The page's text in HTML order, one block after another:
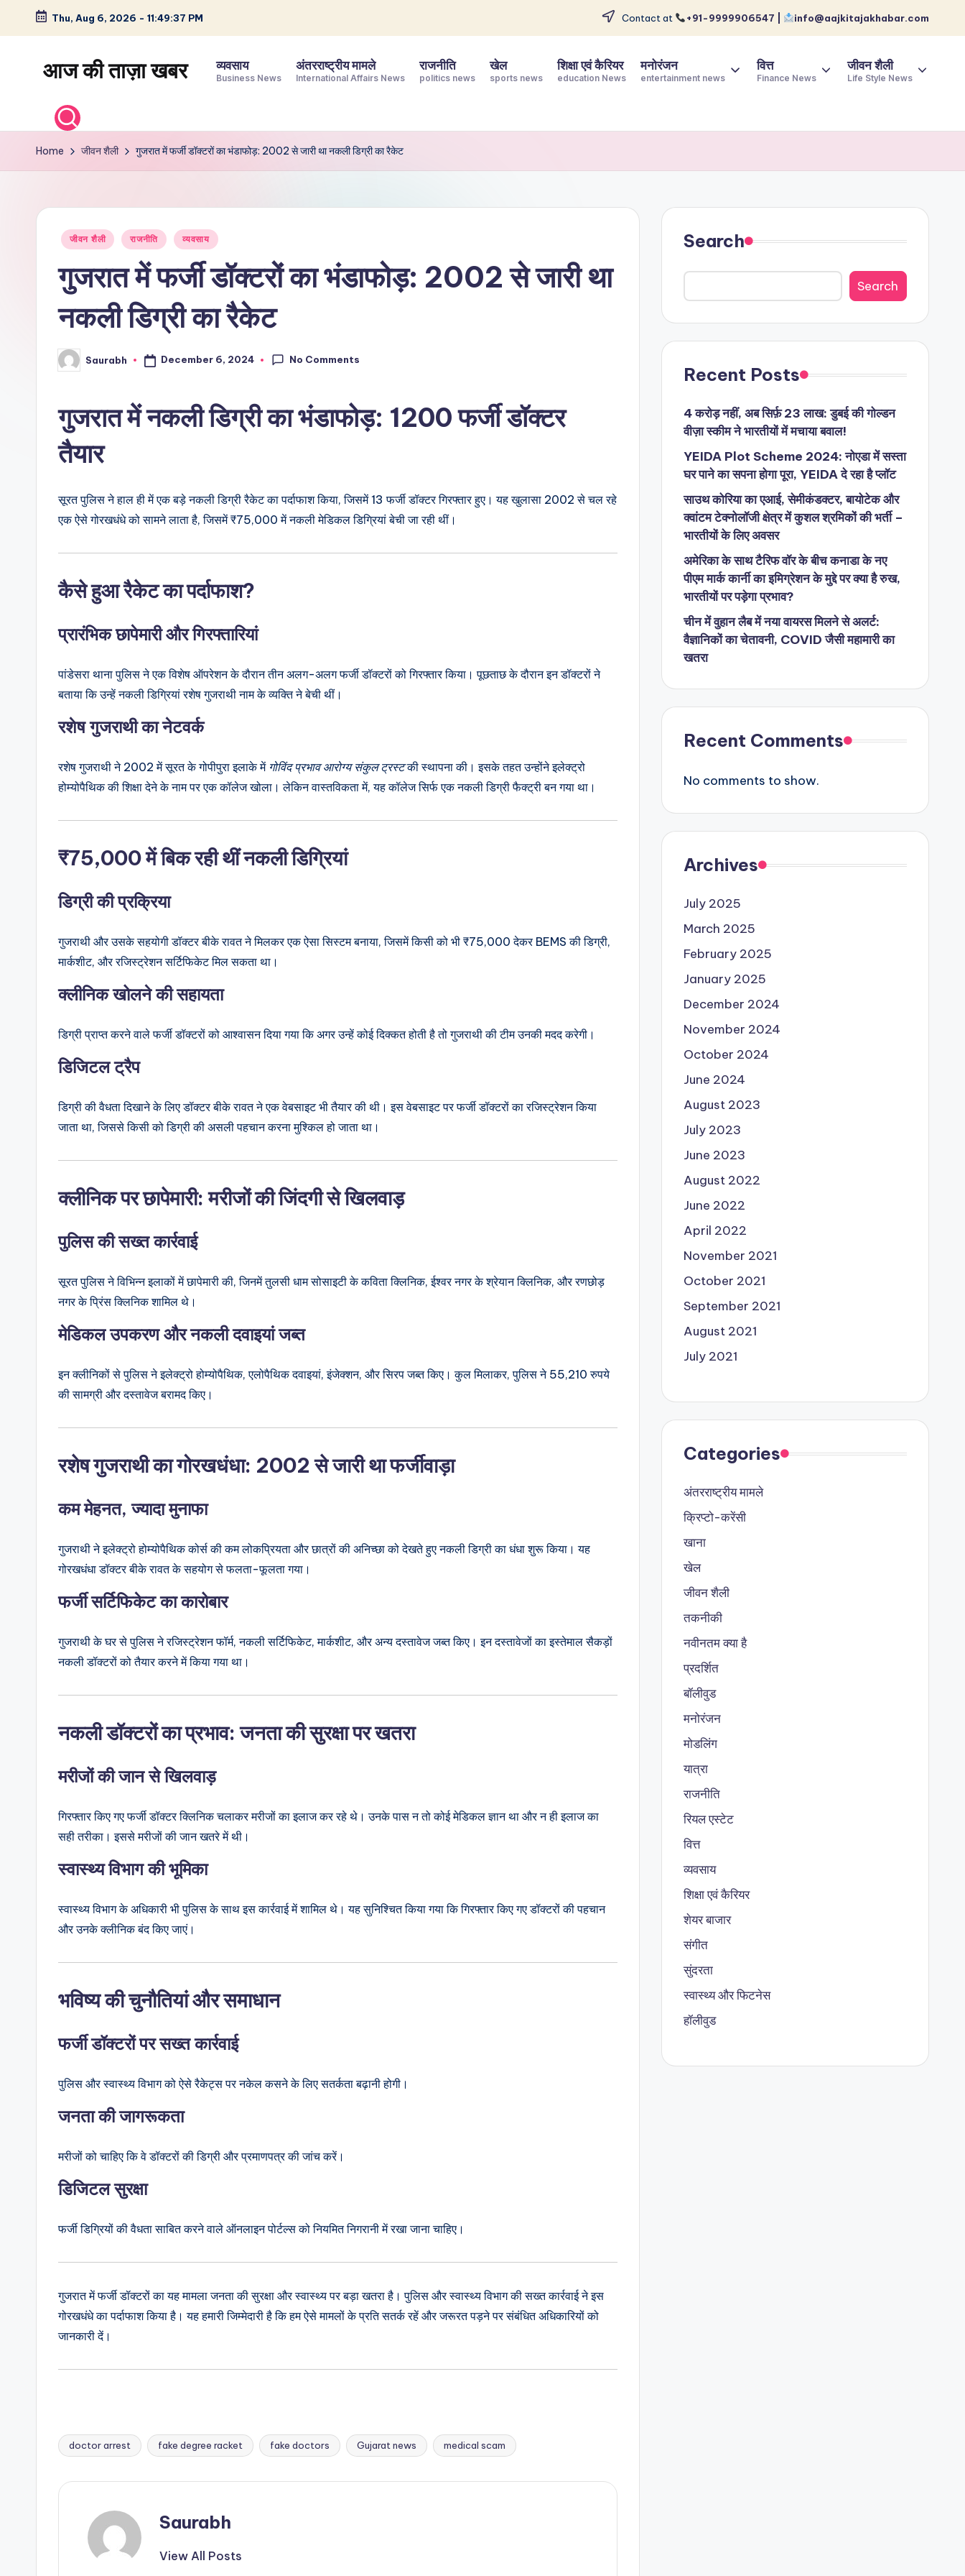
Skip
content
Thu, Aug 6, 2026 - 11:49:38 PM Contact at +91-9999906547 | info@aajkitajakhabar.com
आज की ताज़ा खबर
खेल,
व्यापार
विश्व
व्यवसाय
Business News
अंतरराष्ट्रीय मामले
International Affairs News
राजनीति
politics news
खेल
sports news
शिक्षा एवं कैरियर
education News
मनोरंजन
entertainment news
वित्त
Finance News
जीवन शैली
Life Style News
Home जीवन शैली गुजरात में फर्जी डॉक्टरों का भंडाफोड़: 2002 से जारी था नकली डिग्री का रैकेट
Posted
जीवन शैली राजनीति व्यवसाय
गुजरात में फर्जी डॉक्टरों का भंडाफोड़: 2002 से जारी था
नकली डिग्री का रैकेट
Posted
by
Saurabh December 6, 2024 No Comments
गुजरात में नकली डिग्री का भंडाफोड़: 1200 फर्जी डॉक्टर
तैयार
सूरत पुलिस ने हाल ही में एक बड़े नकली डिग्री रैकेट का पर्दाफाश किया, जिसमें 13 फर्जी डॉक्टर गिरफ्तार हुए। यह खुलासा 2002 से चल रहे
एक ऐसे गोरखधंधे को सामने लाता है, जिसमें ₹75,000 में नकली मेडिकल डिग्रियां बेची जा रही थीं।
कैसे हुआ रैकेट का पर्दाफाश?
प्रारंभिक छापेमारी और गिरफ्तारियां
पांडेसरा थाना पुलिस ने एक विशेष ऑपरेशन के दौरान तीन अलग-अलग फर्जी डॉक्टरों को गिरफ्तार किया। पूछताछ के दौरान इन डॉक्टरों ने
बताया कि उन्हें नकली डिग्रियां रशेष गुजराथी नाम के व्यक्ति ने बेची थीं।
रशेष गुजराथी का नेटवर्क
रशेष गुजराथी ने 2002 में सूरत के गोपीपुरा इलाके में गोविंद प्रभाव आरोग्य संकुल ट्रस्टकी स्थापना की। इसके तहत उन्होंने इलेक्ट्रो
होम्योपैथिक की शिक्षा देने के नाम पर एक कॉलेज खोला। लेकिन वास्तविकता में, यह कॉलेज सिर्फ एक नकली डिग्री फैक्ट्री बन गया था।
₹75,000 में बिक रही थीं नकली डिग्रियां
डिग्री की प्रक्रिया
गुजराथी और उसके सहयोगी डॉक्टर बीके रावत ने मिलकर एक ऐसा सिस्टम बनाया, जिसमें किसी को भी ₹75,000 देकर BEMS की डिग्री,
मार्कशीट, और रजिस्ट्रेशन सर्टिफिकेट मिल सकता था।
क्लीनिक खोलने की सहायता
डिग्री प्राप्त करने वाले फर्जी डॉक्टरों को आश्वासन दिया गया कि अगर उन्हें कोई दिक्कत होती है तो गुजराथी की टीम उनकी मदद करेगी।
डिजिटल ट्रैप
डिग्री की वैधता दिखाने के लिए डॉक्टर बीके रावत ने एक वेबसाइट भी तैयार की थी। इस वेबसाइट पर फर्जी डॉक्टरों का रजिस्ट्रेशन किया
जाता था, जिससे किसी को डिग्री की असली पहचान करना मुश्किल हो जाता था।
क्लीनिक पर छापेमारी: मरीजों की जिंदगी से खिलवाड़
पुलिस की सख्त कार्रवाई
सूरत पुलिस ने विभिन्न इलाकों में छापेमारी की, जिनमें तुलसी धाम सोसाइटी के कविता क्लिनिक, ईश्वर नगर के श्रेयान क्लिनिक, और रणछोड़
नगर के प्रिंस क्लिनिक शामिल थे।
मेडिकल उपकरण और नकली दवाइयां जब्त
इन क्लीनिकों से पुलिस ने इलेक्ट्रो होम्योपैथिक, एलोपैथिक दवाइयां, इंजेक्शन, और सिरप जब्त किए। कुल मिलाकर, पुलिस ने 55,210 रुपये
की सामग्री और दस्तावेज बरामद किए।
रशेष गुजराथी का गोरखधंधा: 2002 से जारी था फर्जीवाड़ा
कम मेहनत, ज्यादा मुनाफा
गुजराथी ने इलेक्ट्रो होम्योपैथिक कोर्स की कम लोकप्रियता और छात्रों की अनिच्छा को देखते हुए नकली डिग्री का धंधा शुरू किया। यह
गोरखधंधा डॉक्टर बीके रावत के सहयोग से फलता-फूलता गया।
फर्जी सर्टिफिकेट का कारोबार
गुजराथी के घर से पुलिस ने रजिस्ट्रेशन फॉर्म, नकली सर्टिफिकेट, मार्कशीट, और अन्य दस्तावेज जब्त किए। इन दस्तावेजों का इस्तेमाल सैकड़ों
नकली डॉक्टरों को तैयार करने में किया गया था।
नकली डॉक्टरों का प्रभाव: जनता की सुरक्षा पर खतरा
मरीजों की जान से खिलवाड़
गिरफ्तार किए गए फर्जी डॉक्टर क्लिनिक चलाकर मरीजों का इलाज कर रहे थे। उनके पास न तो कोई मेडिकल ज्ञान था और न ही इलाज का
सही तरीका। इससे मरीजों की जान खतरे में थी।
स्वास्थ्य विभाग की भूमिका
स्वास्थ्य विभाग के अधिकारी भी पुलिस के साथ इस कार्रवाई में शामिल थे। यह सुनिश्चित किया गया कि गिरफ्तार किए गए डॉक्टरों की पहचान
और उनके क्लीनिक बंद किए जाएं।
भविष्य की चुनौतियां और समाधान
फर्जी डॉक्टरों पर सख्त कार्रवाई
पुलिस और स्वास्थ्य विभाग को ऐसे रैकेट्स पर नकेल कसने के लिए सतर्कता बढ़ानी होगी।
जनता की जागरूकता
मरीजों को चाहिए कि वे डॉक्टरों की डिग्री और प्रमाणपत्र की जांच करें।
डिजिटल सुरक्षा
फर्जी डिग्रियों की वैधता साबित करने वाले ऑनलाइन पोर्टल्स को नियमित निगरानी में रखा जाना चाहिए।
गुजरात में फर्जी डॉक्टरों का यह मामला जनता की सुरक्षा और स्वास्थ्य पर बड़ा खतरा है। पुलिस और स्वास्थ्य विभाग की सख्त कार्रवाई ने इस
गोरखधंधे का पर्दाफाश किया है। यह हमारी जिम्मेदारी है कि हम ऐसे मामलों के प्रति सतर्क रहें और जरूरत पड़ने पर संबंधित अधिकारियों को
जानकारी दें।
Tags:
doctor arrest fake degree racket fake doctors Gujarat news medical scam
Saurabh
View All Posts
Search
Search
Recent Posts
4 करोड़ नहीं, अब सिर्फ़ 23 लाख: डुबई की गोल्डन
वीज़ा स्कीम ने भारतीयों में मचाया बवाल!
YEIDA Plot Scheme 2024: नोएडा में सस्ता
घर पाने का सपना होगा पूरा, YEIDA दे रहा है प्लॉट
साउथ कोरिया का एआई, सेमीकंडक्टर, बायोटेक और
क्वांटम टेक्नोलॉजी क्षेत्र में कुशल श्रमिकों की भर्ती –
भारतीयों के लिए अवसर
अमेरिका के साथ टैरिफ वॉर के बीच कनाडा के नए
पीएम मार्क कार्नी का इमिग्रेशन के मुद्दे पर क्या है रुख,
भारतीयों पर पड़ेगा प्रभाव?
चीन में वुहान लैब में नया वायरस मिलने से अलर्ट:
वैज्ञानिकों का चेतावनी, COVID जैसी महामारी का
खतरा
Recent Comments
No comments to show.
Archives
July 2025
March 2025
February 2025
January 2025
December 2024
November 2024
October 2024
June 2024
August 2023
July 2023
June 2023
August 2022
June 2022
April 2022
November 2021
October 2021
September 2021
August 2021
July 2021
Categories
अंतरराष्ट्रीय मामले
क्रिप्टो-करेंसी
खाना
खेल
जीवन शैली
तकनीकी
नवीनतम क्या है
प्रदर्शित
बॉलीवुड
मनोरंजन
मोडलिंग
यात्रा
राजनीति
रियल एस्टेट
वित्त
व्यवसाय
शिक्षा एवं कैरियर
शेयर बाजार
संगीत
सुंदरता
स्वास्थ्य और फिटनेस
हॉलीवुड